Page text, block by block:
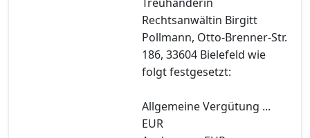
Rechtsanwältin Birgitt
Pollmann, Otto-Brenner-Str.
186, 33604 Bielefeld wie
folgt festgesetzt:
Allgemeine Vergütung ...
EUR